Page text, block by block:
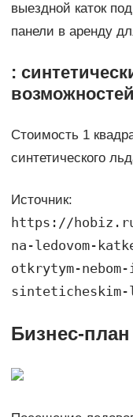
выездной каток
панели в аренду
:
Стоимость 1
синтетического
Источник:
https://
na-ledovom-
otkrytym-
sinteticheskim-
Бизнес-план